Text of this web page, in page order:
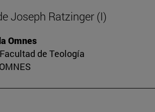
Joseph Ratzinger (I)
Omnes
de Teología
OMNES